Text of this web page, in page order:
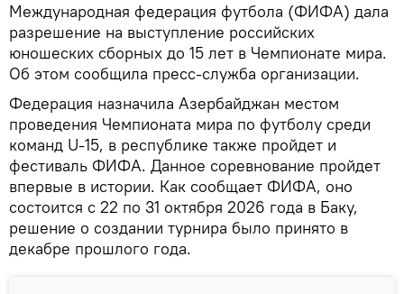
Международная федерация футбола (ФИФА) дала
разрешение на выступление российских
юношеских сборных до 15 лет в Чемпионате мира.
Об этом сообщила пресс-служба организации.
Федерация назначила Азербайджан местом
проведения Чемпионата мира по футболу среди
команд U-15, в республике также пройдет и
фестиваль ФИФА. Данное соревнование пройдет
впервые в истории. Как сообщает ФИФА, оно
состоится с 22 по 31 октября 2026 года в Баку,
решение о создании турнира было принято в
декабре прошлого года.